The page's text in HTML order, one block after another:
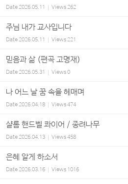
Date2026.05.11 Views262
주님 내가 교사입니다
Date2026.05.11 Views221
믿음과 삶 (편곡 고명재)
Date2026.05.31 Views0
나 어느 날 꿈 속을 헤매며
Date2026.04.18 Views474
샬롬 핸드벨 콰이어 / 종려나무
Date2026.04.13 Views458
은혜 알게 하소서
Date2026.03.16 Views 1016